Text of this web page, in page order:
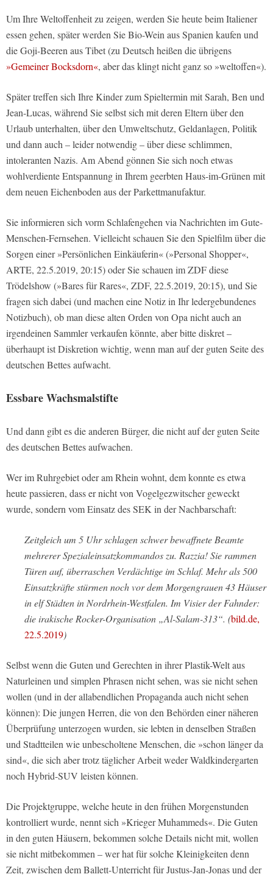
Um Ihre Weltoffenheit zu zeigen, werden Sie heute beim Italiener
essen gehen, später werden Sie Bio-Wein aus Spanien kaufen und
die Goji-Beeren aus Tibet (zu Deutsch heißen die übrigens
»Gemeiner Bocksdorn«, aber das klingt nicht ganz so »weltoffen«).
Später treffen sich Ihre Kinder zum Spieltermin mit Sarah, Ben und
Jean-Lucas, während Sie selbst sich mit deren Eltern über den
Urlaub unterhalten, über den Umweltschutz, Geldanlagen, Politik
und dann auch – leider notwendig – über diese schlimmen,
intoleranten Nazis. Am Abend gönnen Sie sich noch etwas
wohlverdiente Entspannung in Ihrem geerbten Haus-im-Grünen mit
dem neuen Eichenboden aus der Parkettmanufaktur.
Sie informieren sich vorm Schlafengehen via Nachrichten im Gute-
Menschen-Fernsehen. Vielleicht schauen Sie den Spielfilm über die
Sorgen einer »Persönlichen Einkäuferin« (»Personal Shopper«,
ARTE, 22.5.2019, 20:15) oder Sie schauen im ZDF diese
Trödelshow (»Bares für Rares«, ZDF, 22.5.2019, 20:15), und Sie
fragen sich dabei (und machen eine Notiz in Ihr ledergebundenes
Notizbuch), ob man diese alten Orden von Opa nicht auch an
irgendeinen Sammler verkaufen könnte, aber bitte diskret –
überhaupt ist Diskretion wichtig, wenn man auf der guten Seite des
deutschen Bettes aufwacht.
Essbare Wachsmalstifte
Und dann gibt es die anderen Bürger, die nicht auf der guten Seite
des deutschen Bettes aufwachen.
Wer im Ruhrgebiet oder am Rhein wohnt, dem konnte es etwa
heute passieren, dass er nicht von Vogelgezwitscher geweckt
wurde, sondern vom Einsatz des SEK in der Nachbarschaft:
Zeitgleich um 5 Uhr schlagen schwer bewaffnete Beamte
mehrerer Spezialeinsatzkommandos zu. Razzia! Sie rammen
Türen auf, überraschen Verdächtige im Schlaf. Mehr als 500
Einsatzkräfte stürmen noch vor dem Morgengrauen 43 Häuser
in elf Städten in Nordrhein-Westfalen. Im Visier der Fahnder:
die irakische Rocker-Organisation „Al-Salam-313“. (bild.de,
22.5.2019)
Selbst wenn die Guten und Gerechten in ihrer Plastik-Welt aus
Naturleinen und simplen Phrasen nicht sehen, was sie nicht sehen
wollen (und in der allabendlichen Propaganda auch nicht sehen
können): Die jungen Herren, die von den Behörden einer näheren
Überprüfung unterzogen wurden, sie lebten in denselben Straßen
und Stadtteilen wie unbescholtene Menschen, die »schon länger da
sind«, die sich aber trotz täglicher Arbeit weder Waldkindergarten
noch Hybrid-SUV leisten können.
Die Projektgruppe, welche heute in den frühen Morgenstunden
kontrolliert wurde, nennt sich »Krieger Muhammeds«. Die Guten
in den guten Häusern, bekommen solche Details nicht mit, wollen
sie nicht mitbekommen – wer hat für solche Kleinigkeiten denn
Zeit, zwischen dem Ballett-Unterricht für Justus-Jan-Jonas und der